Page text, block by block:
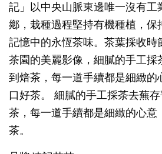
記」以中央山脈東邊唯一沒有工
鄕，栽種過程堅持有機種植，保
記憶中的永恆茶味。茶葉採收時
茶園的美麗影像，細膩的手工採
到焙茶，每一道手續都是細緻的
口好茶。 細膩的手工採茶去蕪
茶，每一道手續都是細緻的心意
茶。